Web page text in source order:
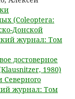
(Coleoptera:
Донской
журнал: Том
достоверное
1980)
Северного
журнал: Том